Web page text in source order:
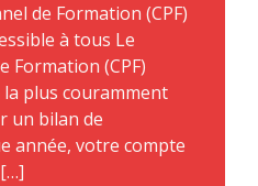
de Formation (CPF)
à tous Le
Formation (CPF)
plus couramment
un bilan de
année, votre compte